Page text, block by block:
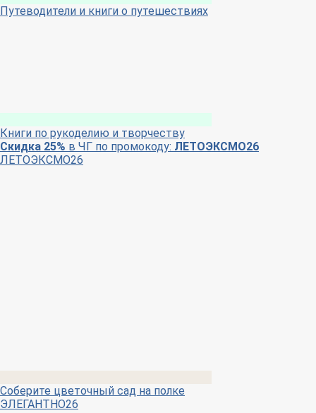
Путеводители и книги о путешествиях
Книги по рукоделию и творчеству
Скидка 25% в ЧГ по промокоду: ЛЕТОЭКСМО26
ЛЕТОЭКСМО26
Соберите цветочный сад на полке
ЭЛЕГАНТНО26